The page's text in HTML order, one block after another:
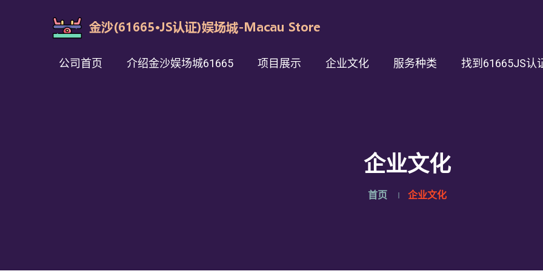
公司首页 介绍金沙娱场城61665 项目展示 企业文化 服务种类 找到61665JS认
企业文化
首页 企业文化